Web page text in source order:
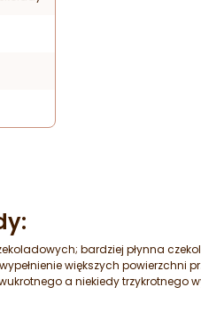
bardziej płynna
większych powierzchni
a niekiedy trzykrotnego